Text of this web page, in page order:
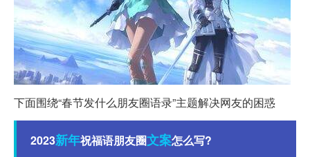
下面围绕“春节发什么朋友圈语录”主题解决网友的困惑
2023新年祝福语朋友圈文案怎么写?